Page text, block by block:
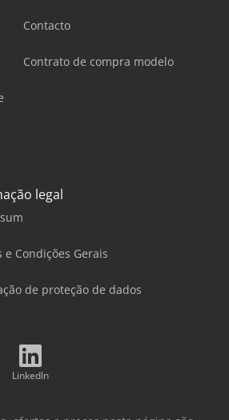
Contacto
Contrato de compra modelo
legal
e Condições Gerais
de proteção de dados
LinkedIn